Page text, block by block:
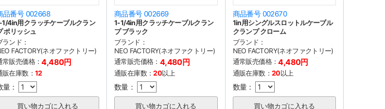
品番号 002668
1/4in用クラッチケーブルクラン
ポリッシュ
ランド：
FACTORY(ネオファクトリー)
常販売価格：4,480円
販在庫数： 12
量：
商品番号 002669
1-1/4in用クラッチケーブルクラン
プ ブラック
ブランド：
NEO FACTORY(ネオファクトリー)
通常販売価格： 4,480円
通販在庫数：20以上
数量：
商品番号 002670
1in用シングルスロットルケーブル
クランプ クローム
ブランド：
NEO FACTORY(ネオファクトリー)
通常販売価格：4,480円
通販在庫数： 20以上
数量：